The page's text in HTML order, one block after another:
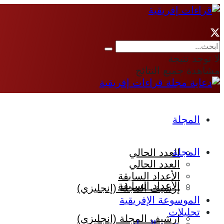
لا توجد نتيجة
مشاهدة جميع النتائج
المجلة
العدد الحالي
الأعداد السابقة
إرشيف المجلة (إنجليزي)
المجلة
العدد الحالي
الأعداد السابقة
إرشيف المجلة (إنجليزي)
الموسوعة الإفريقية
تحليلات